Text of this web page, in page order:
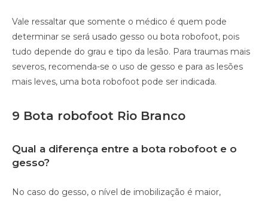
Vale ressaltar que somente o médico é quem pode
determinar se será usado gesso ou bota robofoot, pois
tudo depende do grau e tipo da lesão. Para traumas mais
severos, recomenda-se o uso de gesso e para as lesões
mais leves, uma bota robofoot pode ser indicada.
9 Bota robofoot Rio Branco
Qual a diferença entre a bota robofoot e o
gesso?
No caso do gesso, o nível de imobilização é maior,